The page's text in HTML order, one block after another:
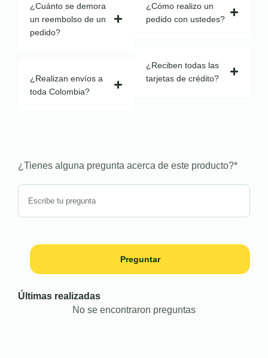
¿Cuánto se demora
un reembolso de un
pedido?
¿Realizan envíos a
toda Colombia?
¿Cómo realizo un
pedido con ustedes?
¿Reciben todas las
tarjetas de crédito?
¿Tienes alguna pregunta acerca de este producto?*
Preguntar
Últimas realizadas
No se encontraron preguntas